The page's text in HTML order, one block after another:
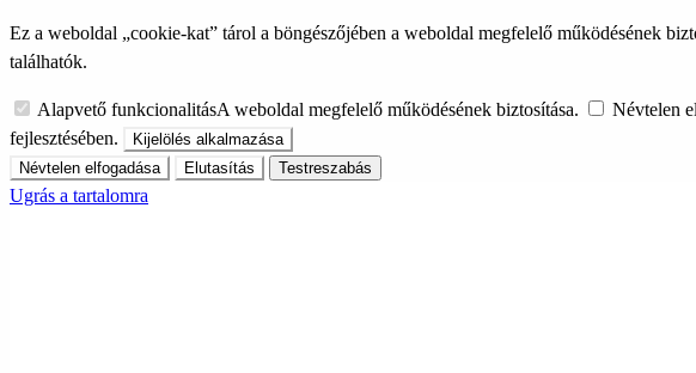
Ez a weboldal „cookie-kat” tárol a böngészőjében a weboldal megfelelő működésének
találhatók.
Alapvető funkcionalitásA weboldal megfelelő működésének biztosítása. Névtelen
fejlesztésében.
Kijelölés alkalmazása
Névtelen elfogadása
Elutasítás Testreszabás
Ugrás a tartalomra